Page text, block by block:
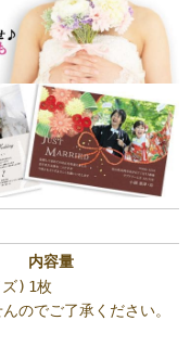
内容量
) 1枚
のでご了承ください。